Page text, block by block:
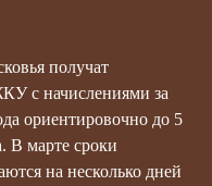
получат
с начислениями за
ориентировочно до 5
В марте сроки
на несколько дней